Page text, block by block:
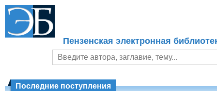
Пензенская электронная
Последние поступления